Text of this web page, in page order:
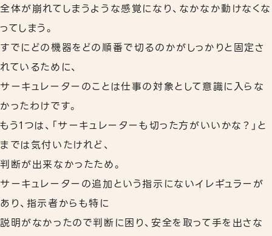
全体が崩れてしまうような感覚になり、なかなか動けなくな
ってしまう。
すでにどの機器をどの順番で切るのかがしっかりと固定さ
れているために、
サーキュレーターのことは仕事の対象として意識に入らな
かったわけです。
もう1つは、「サーキュレーターも切った方がいいかな？」と
までは気付いたけれど、
判断が出来なかったため。
サーキュレーターの追加という指示にないイレギュラーが
あり、指示者からも特に
説明がなかったので判断に困り、安全を取って手を出さな